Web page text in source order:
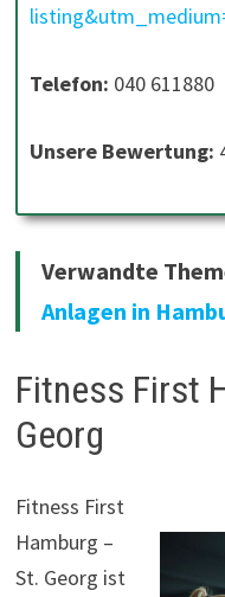
Telefon: 040 611880
Unsere Bewertung:
Verwandte
Anlagen in
Fitness First
Georg
Fitness First
Hamburg –
St. Georg ist